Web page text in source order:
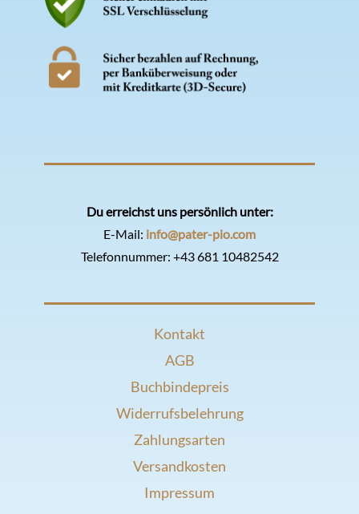
Du erreichst uns persönlich unter:
E-Mail: info@pater-pio.com
Telefonnummer: +43 681 10482542
Kontakt
AGB
Buchbindepreis
Widerrufsbelehrung
Zahlungsarten
Versandkosten
Impressum